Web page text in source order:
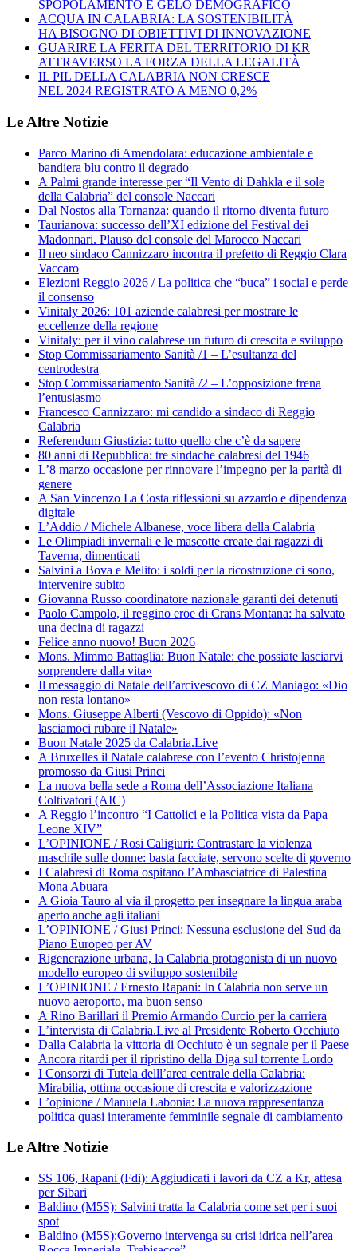
SPOPOLAMENTO E GELO DEMOGRAFICO
ACQUA IN CALABRIA: LA SOSTENIBILITÀ
HA BISOGNO DI OBIETTIVI DI INNOVAZIONE
GUARIRE LA FERITA DEL TERRITORIO DI KR
ATTRAVERSO LA FORZA DELLA LEGALITÀ
IL PIL DELLA CALABRIA NON CRESCE
NEL 2024 REGISTRATO A MENO 0,2%
Le Altre Notizie
Parco Marino di Amendolara: educazione ambientale e
bandiera blu contro il degrado
A Palmi grande interesse per “Il Vento di Dahkla e il sole
della Calabria” del console Naccari
Dal Nostos alla Tornanza: quando il ritorno diventa futuro
Taurianova: successo dell’XI edizione del Festival dei
Madonnari. Plauso del console del Marocco Naccari
Il neo sindaco Cannizzaro incontra il prefetto di Reggio Clara
Vaccaro
Elezioni Reggio 2026 / La politica che “buca” i social e perde
il consenso
Vinitaly 2026: 101 aziende calabresi per mostrare le
eccellenze della regione
Vinitaly: per il vino calabrese un futuro di crescita e sviluppo
Stop Commissariamento Sanità /1 – L’esultanza del
centrodestra
Stop Commissariamento Sanità /2 – L’opposizione frena
l’entusiasmo
Francesco Cannizzaro: mi candido a sindaco di Reggio
Calabria
Referendum Giustizia: tutto quello che c’è da sapere
80 anni di Repubblica: tre sindache calabresi del 1946
L’8 marzo occasione per rinnovare l’impegno per la parità di
genere
A San Vincenzo La Costa riflessioni su azzardo e dipendenza
digitale
L’Addio / Michele Albanese, voce libera della Calabria
Le Olimpiadi invernali e le mascotte create dai ragazzi di
Taverna, dimenticati
Salvini a Bova e Melito: i soldi per la ricostruzione ci sono,
intervenire subito
Giovanna Russo coordinatore nazionale garanti dei detenuti
Paolo Campolo, il reggino eroe di Crans Montana: ha salvato
una decina di ragazzi
Felice anno nuovo! Buon 2026
Mons. Mimmo Battaglia: Buon Natale: che possiate lasciarvi
sorprendere dalla vita»
Il messaggio di Natale dell’arcivescovo di CZ Maniago: «Dio
non resta lontano»
Mons. Giuseppe Alberti (Vescovo di Oppido): «Non
lasciamoci rubare il Natale»
Buon Natale 2025 da Calabria.Live
A Bruxelles il Natale calabrese con l’evento Christojenna
promosso da Giusi Princi
La nuova bella sede a Roma dell’Associazione Italiana
Coltivatori (AIC)
A Reggio l’incontro “I Cattolici e la Politica vista da Papa
Leone XIV”
L’OPINIONE / Rosi Caligiuri: Contrastare la violenza
maschile sulle donne: basta facciate, servono scelte di governo
I Calabresi di Roma ospitano l’Ambasciatrice di Palestina
Mona Abuara
A Gioia Tauro al via il progetto per insegnare la lingua araba
aperto anche agli italiani
L’OPINIONE / Giusi Princi: Nessuna esclusione del Sud da
Piano Europeo per AV
Rigenerazione urbana, la Calabria protagonista di un nuovo
modello europeo di sviluppo sostenibile
L’OPINIONE / Ernesto Rapani: In Calabria non serve un
nuovo aeroporto, ma buon senso
A Rino Barillari il Premio Armando Curcio per la carriera
L’intervista di Calabria.Live al Presidente Roberto Occhiuto
Dalla Calabria la vittoria di Occhiuto è un segnale per il Paese
Ancora ritardi per il ripristino della Diga sul torrente Lordo
I Consorzi di Tutela delll’area centrale della Calabria:
Mirabilia, ottima occasione di crescita e valorizzazione
L’opinione / Manuela Labonia: La nuova rappresentanza
politica quasi interamente femminile segnale di cambiamento
Le Altre Notizie
SS 106, Rapani (Fdi): Aggiudicati i lavori da CZ a Kr, attesa
per Sibari
Baldino (M5S): Salvini tratta la Calabria come set per i suoi
spot
Baldino (M5S):Governo intervenga su crisi idrica nell’area